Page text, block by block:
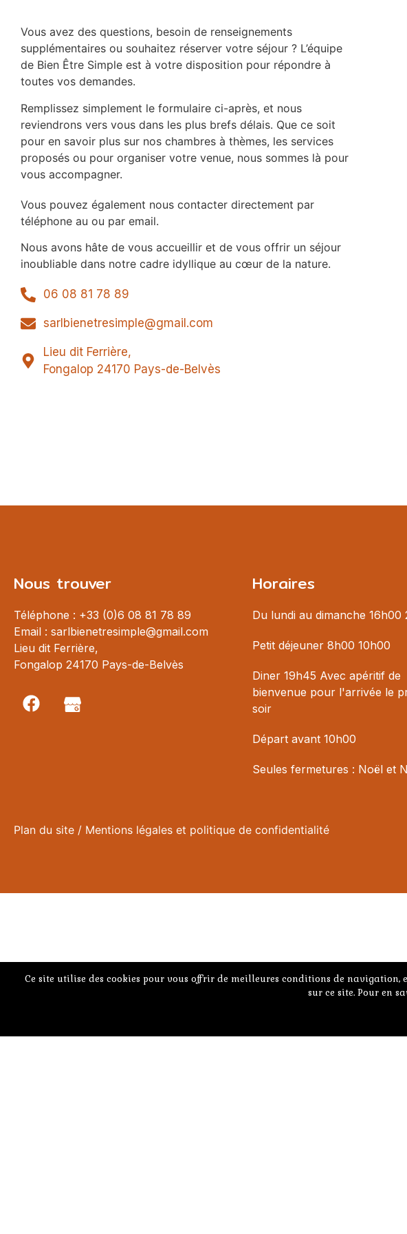
Vous avez des questions, besoin de renseignements
supplémentaires ou souhaitez réserver votre séjour ? L’équipe
de Bien Être Simple est à votre disposition pour répondre à
toutes vos demandes.
Remplissez simplement le formulaire ci-après, et nous
reviendrons vers vous dans les plus brefs délais. Que ce soit
pour en savoir plus sur nos chambres à thèmes, les services
proposés ou pour organiser votre venue, nous sommes là pour
vous accompagner.
Vous pouvez également nous contacter directement par
téléphone au ou par email.
Nous avons hâte de vous accueillir et de vous offrir un séjour
inoubliable dans notre cadre idyllique au cœur de la nature.
06 08 81 78 89
sarlbienetresimple@gmail.com
Lieu dit Ferrière,
Fongalop 24170 Pays-de-Belvès
Nous trouver
Téléphone : +33 (0)6 08 81 78 89
Email : sarlbienetresimple@gmail.com
Lieu dit Ferrière,
Fongalop 24170 Pays-de-Belvès
Horaires
Du lundi au dimanche 16h00
Petit déjeuner 8h00 10h00
Diner 19h45 Avec apéritif de
bienvenue pour l'arrivée le
soir
Départ avant 10h00
Seules fermetures : Noël et
Plan du site / Mentions légales et politique de confidentialité
Nos
Ce site utilise des cookies pour vous offrir de meilleures conditions de navigation,
sur ce site. Pour en